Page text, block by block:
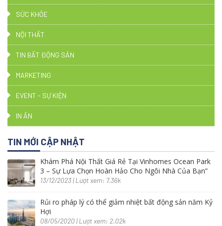
SỨC KHỎE
NỘI THẤT
TIN BẤT ĐỘNG SẢN
MARKETING
EVENT - SỰ KIỆN
IN ẤN
TIN MỚI CẬP NHẬT
Khám Phá Nội Thất Giá Rẻ Tại Vinhomes Ocean Park
3 – Sự Lựa Chọn Hoàn Hảo Cho Ngôi Nhà Của Bạn”
13/12/2023 | Lượt xem: 7.36k
Rủi ro pháp lý có thể giảm nhiệt bất động sản năm Kỷ
Hợi
08/05/2020 | Lượt xem: 2.02k